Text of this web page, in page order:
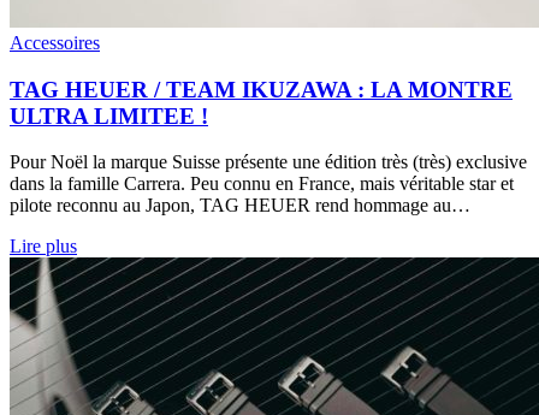
Accessoires
TAG HEUER / TEAM IKUZAWA : LA MONTRE
ULTRA LIMITEE !
Pour Noël la marque Suisse présente une édition très (très) exclusive
dans la famille Carrera. Peu connu en France, mais véritable star et
pilote reconnu au Japon, TAG HEUER rend hommage au…
Lire plus